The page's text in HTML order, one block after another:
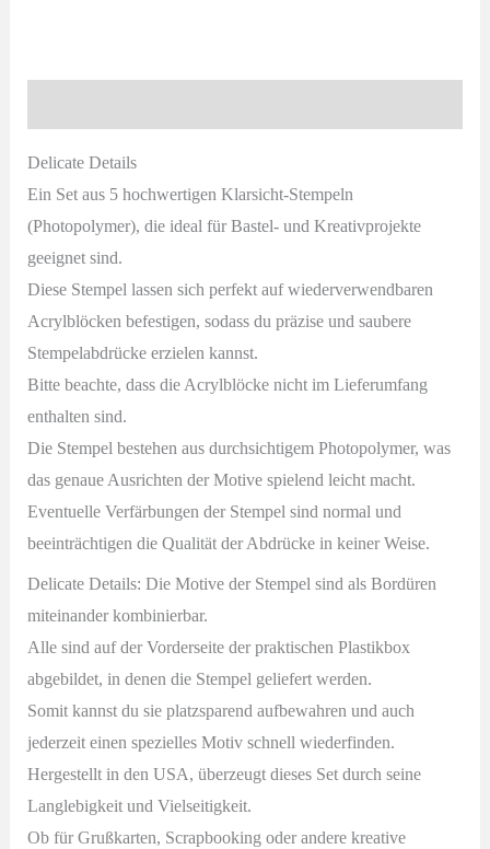
–
filigrane
Bordüren
von
Stampin’
Up
Menge
Delicate Details
Ein Set aus 5 hochwertigen Klarsicht-Stempeln
(Photopolymer), die ideal für Bastel- und Kreativprojekte
geeignet sind.
Diese Stempel lassen sich perfekt auf wiederverwendbaren
Acrylblöcken befestigen, sodass du präzise und saubere
Stempelabdrücke erzielen kannst.
Bitte beachte, dass die Acrylblöcke nicht im Lieferumfang
enthalten sind.
Die Stempel bestehen aus durchsichtigem Photopolymer, was
das genaue Ausrichten der Motive spielend leicht macht.
Eventuelle Verfärbungen der Stempel sind normal und
beeinträchtigen die Qualität der Abdrücke in keiner Weise.
Delicate Details: Die Motive der Stempel sind als Bordüren
miteinander kombinierbar.
Alle sind auf der Vorderseite der praktischen Plastikbox
abgebildet, in denen die Stempel geliefert werden.
Somit kannst du sie platzsparend aufbewahren und auch
jederzeit einen spezielles Motiv schnell wiederfinden.
Hergestellt in den USA, überzeugt dieses Set durch seine
Langlebigkeit und Vielseitigkeit.
Ob für Grußkarten, Scrapbooking oder andere kreative